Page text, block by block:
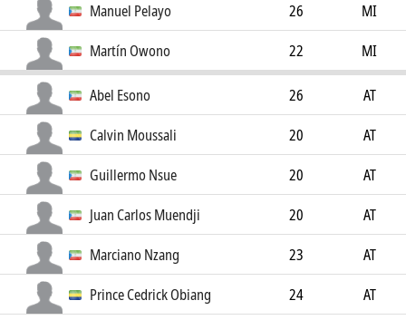
Manuel Pelayo
26
MI
Martín Owono
22 MI
Abel Esono 26
AT
Calvin Moussali
20
AT
Guillermo Nsue
20
AT
Juan Carlos Muendji
20
AT
Marciano Nzang
23
AT
Prince Cedrick Obiang
24
AT